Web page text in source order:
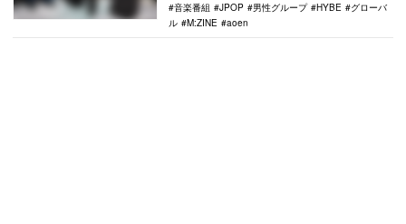
音楽番組
JPOP 男性グループ HYBE
グローバ
ル
M:ZINE aoen